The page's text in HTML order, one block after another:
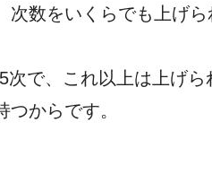
数をいくらでも上げ
で、これ以上は上げら
からです。